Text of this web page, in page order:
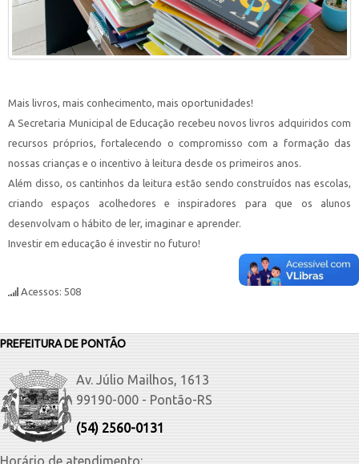
Mais livros, mais conhecimento, mais oportunidades!
A Secretaria Municipal de Educação recebeu novos livros adquiridos com
recursos próprios, fortalecendo o compromisso com a formação das
nossas crianças e o incentivo à leitura desde os primeiros anos.
Além disso, os cantinhos da leitura estão sendo construídos nas escolas,
criando espaços acolhedores e inspiradores para que os alunos
desenvolvam o hábito de ler, imaginar e aprender.
Investir em educação é investir no futuro!
Acessos: 508
PREFEITURA DE PONTÃO
Av. Júlio Mailhos, 1613
99190-000 - Pontão-RS
(54) 2560-0131
Horário de atendimento: